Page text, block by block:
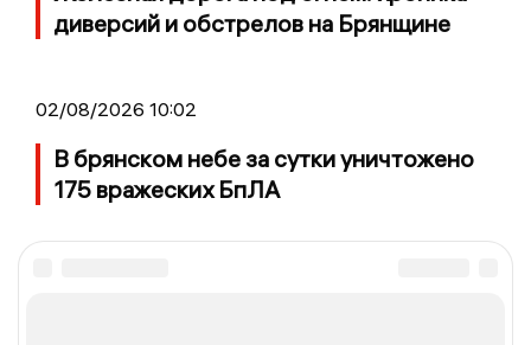
диверсий и обстрелов на Брянщине
02/08/2026 10:02
В брянском небе за сутки уничтожено
175 вражеских БпЛА